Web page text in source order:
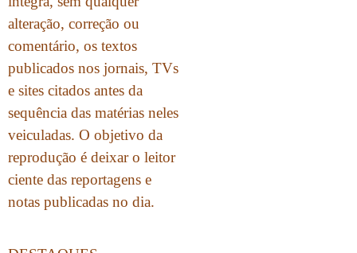
alteração, correção ou
comentário, os textos
publicados nos jornais, TVs
e sites citados antes da
sequência das matérias neles
veiculadas. O objetivo da
reprodução é deixar o leitor
ciente das reportagens e
notas publicadas no dia.